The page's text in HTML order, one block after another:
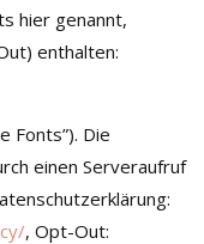
hier genannt,
enthalten:
Fonts”). Die
einen Serveraufruf
, Opt-Out: